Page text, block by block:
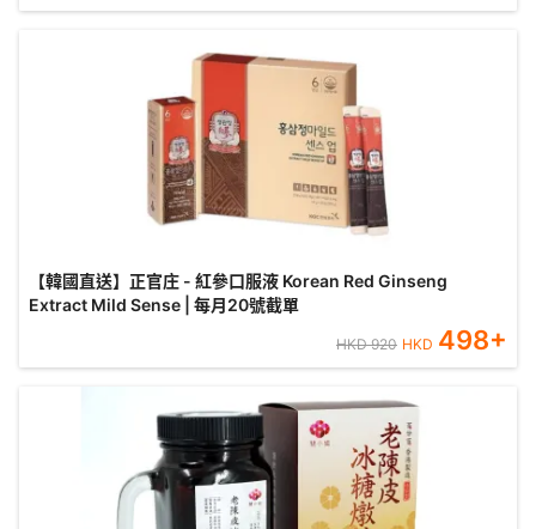
【韓國直送】正官庄 - 紅參口服液 Korean Red Ginseng
Extract Mild Sense | 每月20號截單
HKD920 HKD 498+